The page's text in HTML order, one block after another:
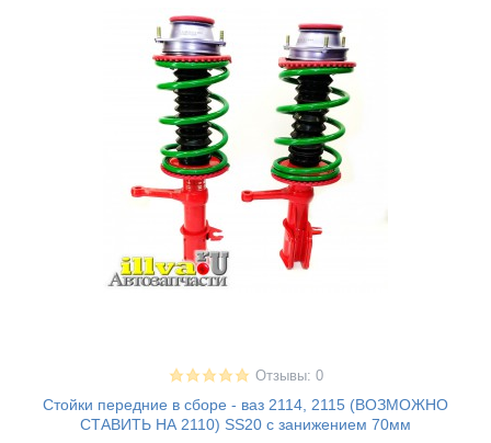
Отзывы: 0
Стойки передние в сборе - ваз 2114, 2115 (ВОЗМОЖНО
СТАВИТЬ НА 2110) SS20 с занижением 70мм